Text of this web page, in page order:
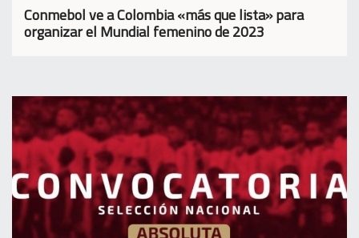
Conmebol ve a Colombia «más que lista» para
organizar el Mundial femenino de 2023